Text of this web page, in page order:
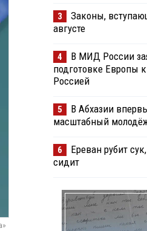
3
Законы,
августе
4
В МИД России
подготовке Европы
Россией
5
В Абхазии
масштабный
6
Ереван рубит
сидит